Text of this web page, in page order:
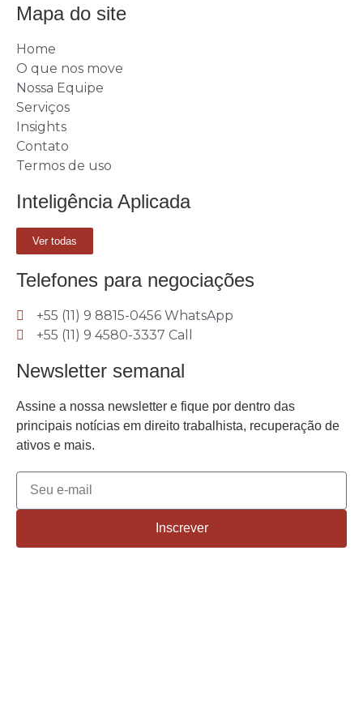
Mapa do site
Home
O que nos move
Nossa Equipe
Serviços
Insights
Contato
Termos de uso
Inteligência Aplicada
Ver todas
Telefones para negociações
+55 (11) 9 8815-0456 WhatsApp
+55 (11) 9 4580-3337 Call
Newsletter semanal
Assine a nossa newsletter e fique por dentro das
principais notícias em direito trabalhista, recuperação de
ativos e mais.
Inscrever